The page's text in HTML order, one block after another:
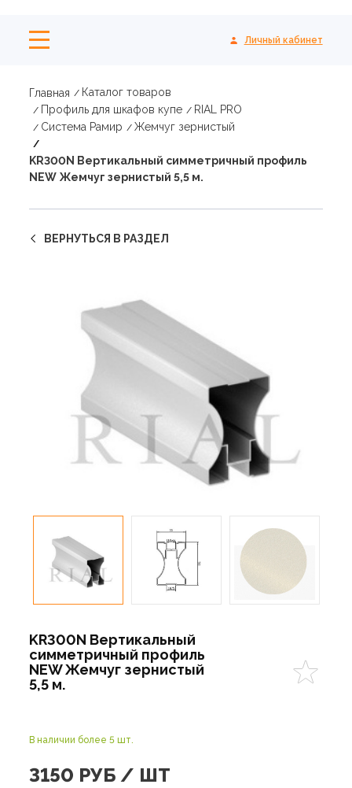
Личный кабинет
Главная
Каталог товаров
Профиль для шкафов купе
RIAL PRO
Система Рамир
Жемчуг зернистый
KR300N Вертикальный симметричный профиль
NEW Жемчуг зернистый 5,5 м.
ВЕРНУТЬСЯ В РАЗДЕЛ
KR300N Вертикальный
симметричный профиль
NEW Жемчуг зернистый
5,5 м.
В наличии более 5 шт.
3150 РУБ / ШТ